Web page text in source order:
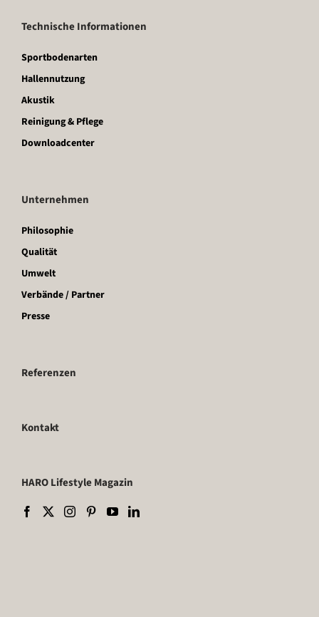
Technische Informationen
Sportbodenarten
Hallennutzung
Akustik
Reinigung & Pflege
Downloadcenter
Unternehmen
Philosophie
Qualität
Umwelt
Verbände / Partner
Presse
Referenzen
Kontakt
HARO Lifestyle Magazin